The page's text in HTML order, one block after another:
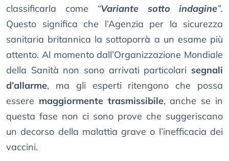
classificarla come “Variante sotto indagine”.
Questo significa che l’Agenzia per la sicurezza
sanitaria britannica la sottoporrà a un esame più
attento. Al momento dall’Organizzazione Mondiale
della Sanità non sono arrivati particolari segnali
d’allarme, ma gli esperti ritengono che possa
essere maggiormente trasmissibile, anche se in
questa fase non ci sono prove che suggeriscano
un decorso della malattia grave o l’inefficacia dei
vaccini.